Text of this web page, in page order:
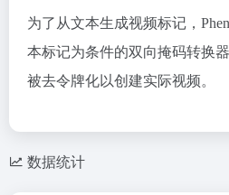
为了从文本生成视频标记，
本标记为条件的双向掩码转换
被去令牌化以创建实际视频。
数据统计